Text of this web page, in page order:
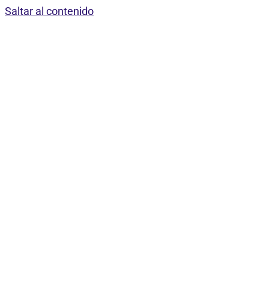
Saltar al contenido